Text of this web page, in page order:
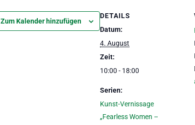
Zum Kalender hinzufügen
DETAILS
Datum:
4. August
Zeit:
10:00 - 18:00
Serien:
Kunst-Vernissage
„Fearless Women –